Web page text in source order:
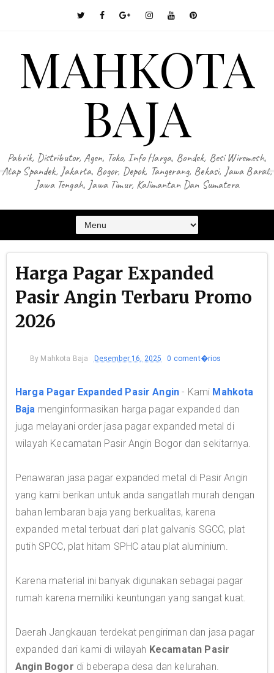
MAHKOTA
BAJA
Pabrik, Distributor, Agen, Toko, Info Harga, Bondek, Besi Wiremesh,
Atap Spandek, Jakarta, Bogor, Depok, Tangerang, Bekasi, Jawa Barat,
Jawa Tengah, Jawa Timur, Kalimantan Dan Sumatera
Harga Pagar Expanded
Pasir Angin Terbaru Promo
2026
By Mahkota Baja Desember 16, 2025 0 coment�rios
Harga Pagar Expanded Pasir Angin - Kami Mahkota
Baja menginformasikan harga pagar expanded dan
juga melayani order jasa pagar expanded metal di
wilayah Kecamatan Pasir Angin Bogor dan sekitarnya.
Penawaran jasa pagar expanded metal di Pasir Angin
yang kami berikan untuk anda sangatlah murah dengan
bahan lembaran baja yang berkualitas, karena
expanded metal terbuat dari plat galvanis SGCC, plat
putih SPCC, plat hitam SPHC atau plat aluminium.
Karena material ini banyak digunakan sebagai pagar
rumah karena memiliki keuntungan yang sangat kuat.
Daerah Jangkauan terdekat pengiriman dan jasa pagar
expanded dari kami di wilayah Kecamatan Pasir
Angin Bogor di beberapa desa dan kelurahan.